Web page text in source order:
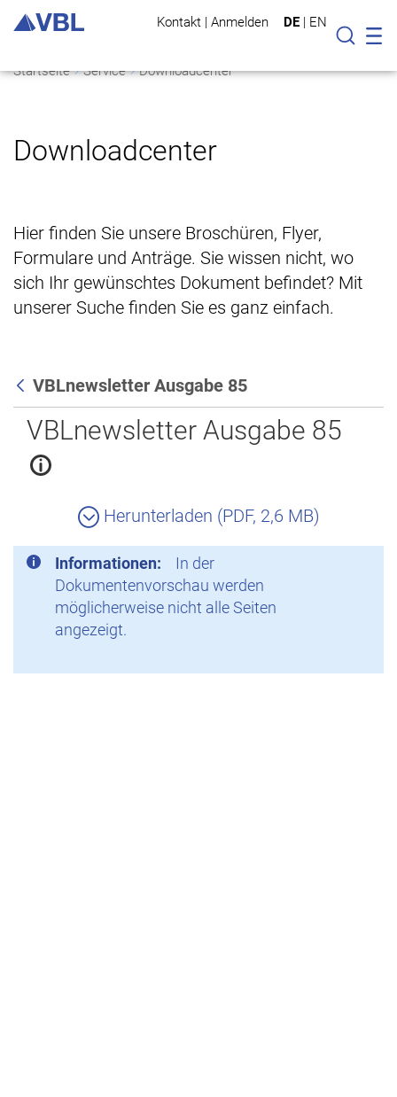
Kontakt | Anmelden DE | EN
Suche
Startseite Service Downloadcenter
Downloadcenter
Hier finden Sie unsere Broschüren, Flyer,
Formulare und Anträge. Sie wissen nicht, wo
sich Ihr gewünschtes Dokument befindet? Mit
unserer Suche finden Sie es ganz einfach.
Zurück
VBLnewsletter Ausgabe 85
VBLnewsletter Ausgabe 85
Herunterladen (PDF, 2,6 MB)
Informationen:
In der
Dokumentenvorschau werden
möglicherweise nicht alle Seiten
angezeigt.